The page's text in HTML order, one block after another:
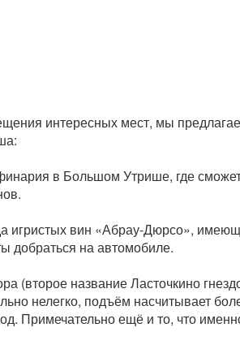
интересных мест, мы
в Большом Утрише, где
игристых вин «Абрау-Дюрсо»,
добраться на автомобиле.
(второе название Ласточкино
нелегко, подъём насчитывает
Примечательно ещё и то, что